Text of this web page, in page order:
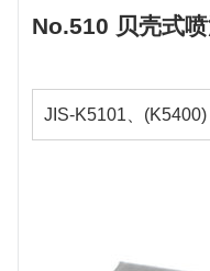
No.510 贝壳式
JIS-K5101、(K5400)